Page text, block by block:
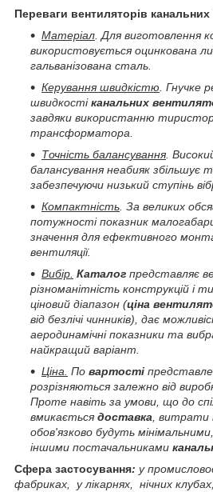
Переваги вентиляторів канальних
Матеріал . Для виготовлення
використовується оцинкована
гальванізована сталь.
Керування швидкістю . Гнучке
швидкостіканальних
завдяки використанню
трансформатора.
Точність балансування .
балансування неабияк збільшує
забезпечуючи низький ступінь
Компактність . За великих
потужності показник
значення для ефективного
вентиляції.
Вибір. Каталог представляє
різноманітність конструкцій і
ціновий діапазон (ціна
від безлічі чинників), дає
аеродинамічні показники та
найкращий варіант.
Ціна. По вартості
розрізняються залежно від
Проте навіть за умови, що до
вмикається доставка , витрати
обов'язково будуть
іншими постачальниками
Сфера застосування: у
фабриках, у лікарнях, нічних